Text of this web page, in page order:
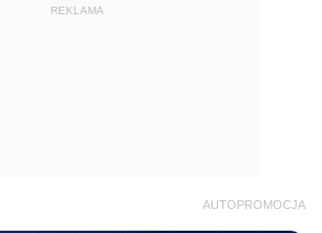
REKLAMA
AUTOPROMOCJA